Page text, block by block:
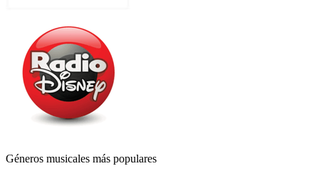
Géneros musicales más populares